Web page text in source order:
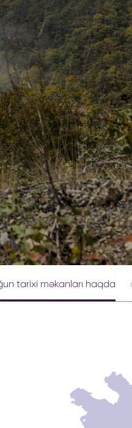
tarixi məkanları haqda